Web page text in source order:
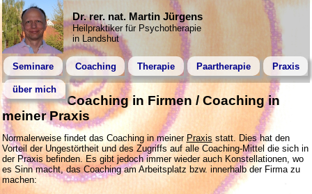
Dr. rer. nat. Martin Jürgens
Heilpraktiker für Psychotherapie
in Landshut
Seminare Coaching Therapie Paartherapie Praxis
über mich
Coaching in Firmen / Coaching in
meiner Praxis
Normalerweise findet das Coaching in meinerPraxis statt. Dies hat den
Vorteil der Ungestörtheit und des Zugriffs auf alle Coaching-Mittel die sich in
der Praxis befinden. Es gibt jedoch immer wieder auch Konstellationen, wo
es Sinn macht, das Coaching am Arbeitsplatz bzw. innerhalb der Firma zu
machen: